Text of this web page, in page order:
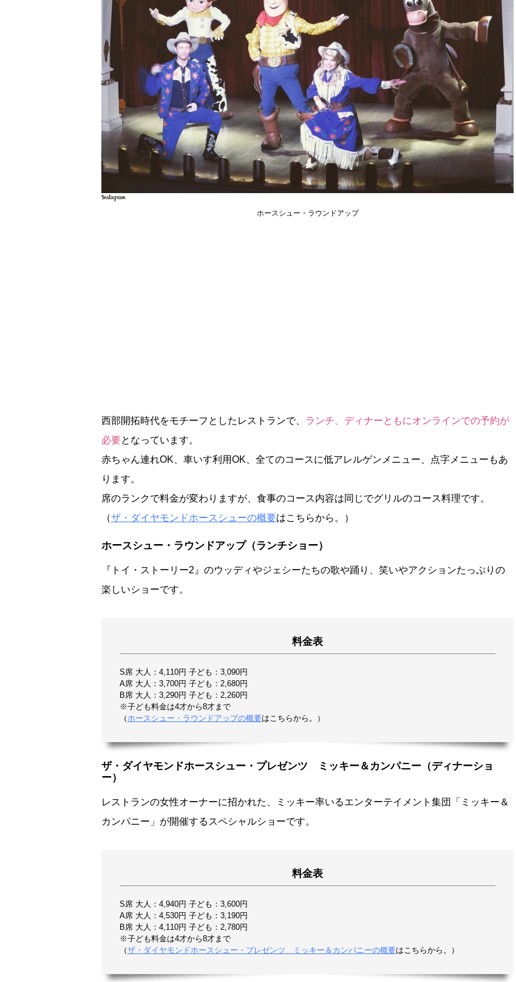
ホースシュー・ラウンドアップ
西部開拓時代をモチーフとしたレストランで、 ランチ、ディナーともにオンラインでの予約が
必要となっています。
赤ちゃん連れOK、車いす利用OK、全てのコースに低アレルゲンメニュー、点字メニューもあ
ります。
席のランクで料金が変わりますが、食事のコース内容は同じでグリルのコース料理です。
（ザ・ダイヤモンドホースシューの概要はこちらから。）
ホースシュー・ラウンドアップ（ランチショー）
『トイ・ストーリー2』のウッディやジェシーたちの歌や踊り、笑いやアクションたっぷりの
楽しいショーです。
料金表
S席 大人：4,110円 子ども：3,090円
A席 大人：3,700円 子ども：2,680円
B席 大人：3,290円 子ども：2,260円
※子ども料金は4才から8才まで
（ ホースシュー・ラウンドアップの概要はこちらから。）
ザ・ダイヤモンドホースシュー・プレゼンツ ミッキー＆カンパニー（ディナーショ
ー）
レストランの女性オーナーに招かれた、ミッキー率いるエンターテイメント集団「ミッキー＆
カンパニー」が開催するスペシャルショーです。
料金表
S席 大人：4,940円 子ども：3,600円
A席 大人：4,530円 子ども：3,190円
B席 大人：4,110円 子ども：2,780円
※子ども料金は4才から8才まで
（ザ・ダイヤモンドホースシュー・プレゼンツ ミッキー＆カンパニーの概要はこちらから。）